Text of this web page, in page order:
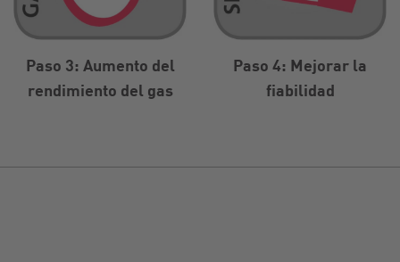
Paso 3: Aumento del
rendimiento del gas
Paso 4: Mejorar la
fiabilidad